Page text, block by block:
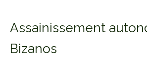
Assainissement
Bizanos